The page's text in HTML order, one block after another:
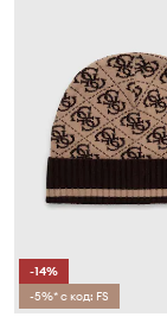
-14%
-5%* с код: FS